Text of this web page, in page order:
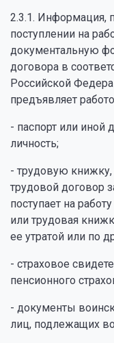
2.3.1. Информация,
поступлении на
документальную
договора в
Российской
предъявляет
- паспорт или иной
личность;
- трудовую книжку,
трудовой договор
поступает на
или трудовая
ее утратой или по
- страховое
пенсионного
- документы
лиц, подлежащих